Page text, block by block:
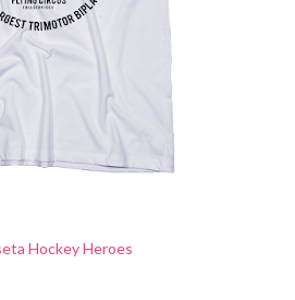
Hockey Heroes